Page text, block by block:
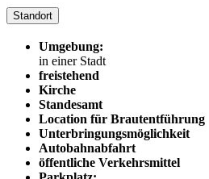
Standort
Umgebung:
in einer Stadt
freistehend
Kirche
Standesamt
Location für Brautentführung
Unterbringungsmöglichkeit
Autobahnabfahrt
öffentliche Verkehrsmittel